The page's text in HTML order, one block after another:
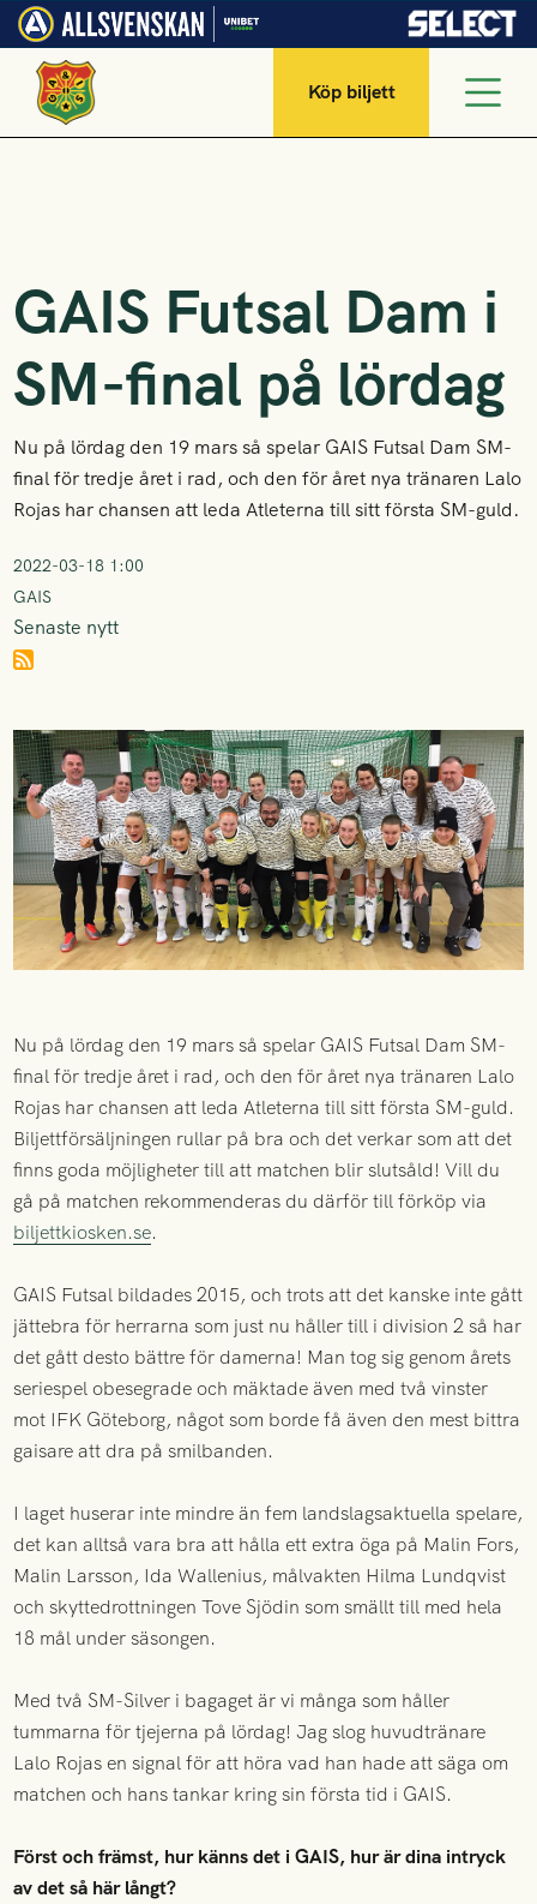
Köp biljett
GAIS Futsal Dam i
SM-final på lördag
Nu på lördag den 19 mars så spelar GAIS Futsal Dam SM-
final för tredje året i rad, och den för året nya tränaren Lalo
Rojas har chansen att leda Atleterna till sitt första SM-guld.
2022-03-18 1:00
GAIS
Senaste nytt
Nu på lördag den 19 mars så spelar GAIS Futsal Dam SM-
final för tredje året i rad, och den för året nya tränaren Lalo
Rojas har chansen att leda Atleterna till sitt första SM-guld.
Biljettförsäljningen rullar på bra och det verkar som att det
finns goda möjligheter till att matchen blir slutsåld! Vill du
gå på matchen rekommenderas du därför till förköp via
biljettkiosken.se.
GAIS Futsal bildades 2015, och trots att det kanske inte gått
jättebra för herrarna som just nu håller till i division 2 så har
det gått desto bättre för damerna! Man tog sig genom årets
seriespel obesegrade och mäktade även med två vinster
mot IFK Göteborg, något som borde få även den mest bittra
gaisare att dra på smilbanden.
I laget huserar inte mindre än fem landslagsaktuella spelare,
det kan alltså vara bra att hålla ett extra öga på Malin Fors,
Malin Larsson, Ida Wallenius, målvakten Hilma Lundqvist
och skyttedrottningen Tove Sjödin som smällt till med hela
18 mål under säsongen.
Med två SM-Silver i bagaget är vi många som håller
tummarna för tjejerna på lördag! Jag slog huvudtränare
Lalo Rojas en signal för att höra vad han hade att säga om
matchen och hans tankar kring sin första tid i GAIS.
Först och främst, hur känns det i GAIS, hur är dina intryck
av det så här långt?